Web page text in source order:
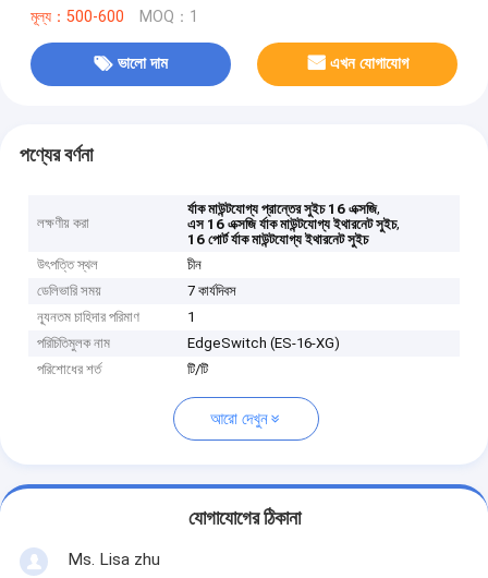
মূল্য：500-600 MOQ：1
ভালো দাম এখন যোগাযোগ
পণ্যের বর্ণনা
লক্ষণীয় করা
র্যাক মাউন্টযোগ্য প্রান্তের সুইচ 16 এক্সজি,
এস 16 এক্সজি র্যাক মাউন্টযোগ্য ইথারনেট সুইচ,
16 পোর্ট র্যাক মাউন্টযোগ্য ইথারনেট সুইচ
উৎপত্তি স্থল
চীন
ডেলিভারি সময়
7 কার্যদিবস
ন্যূনতম চাহিদার পরিমাণ
1
পরিচিতিমুলক নাম
EdgeSwitch (ES-16-XG)
পরিশোধের শর্ত
টি/টি
আরো দেখুন
যোগাযোগের ঠিকানা
Ms. Lisa zhu